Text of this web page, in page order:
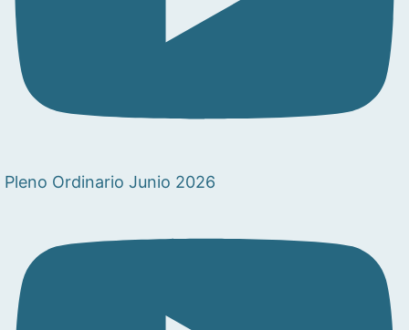
Pleno Ordinario Junio 2026